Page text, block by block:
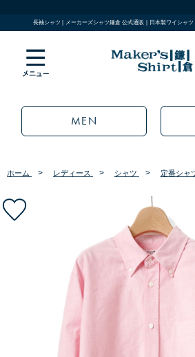
長袖シャツ | メーカーズシャツ鎌倉 公式通販 | 日本製ワイシャ
MEN
ホーム > レディース > シャツ > 定番シャ